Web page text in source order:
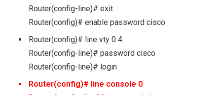
Router(config-line)# exit
Router(config)# enable password cisco
Router(config)# line vty 0 4
Router(config-line)# password cisco
Router(config-line)# login
Router(config)# line console 0